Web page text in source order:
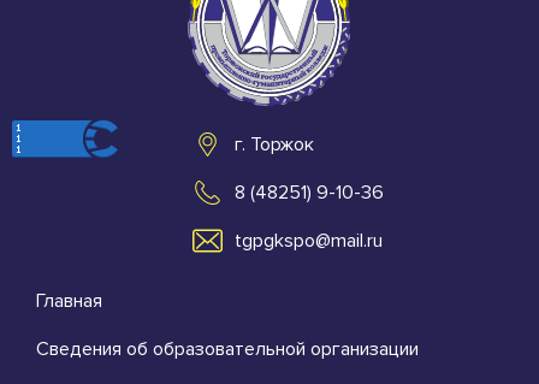
г. Торжок
8 (48251) 9-10-36
tgpgkspo@mail.ru
Главная
Сведения об образовательной организации